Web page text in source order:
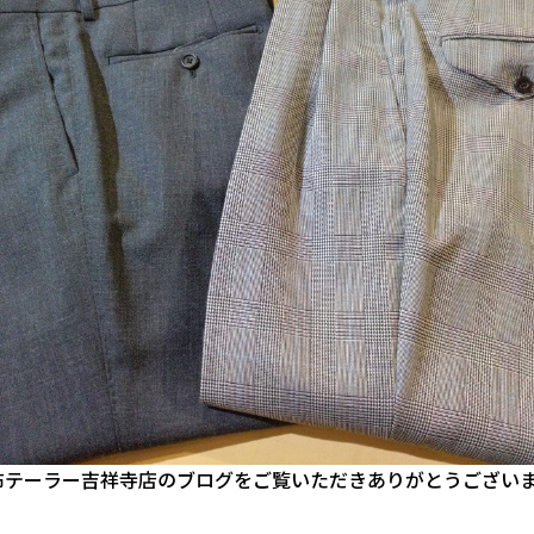
ーラー吉祥寺店のブログをご覧いただきありがとうござい